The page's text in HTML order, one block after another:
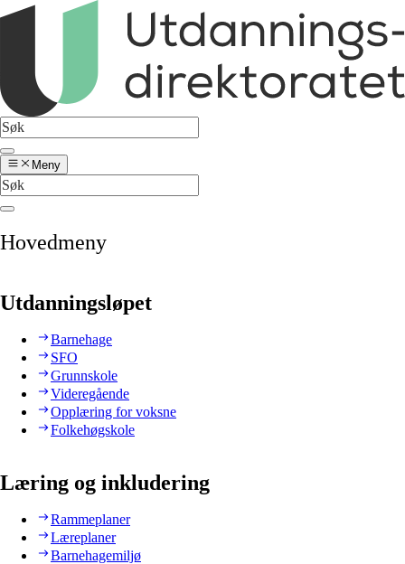
Meny
Hovedmeny
Utdanningsløpet
Barnehage
SFO
Grunnskole
Videregående
Opplæring for voksne
Folkehøgskole
Læring og inkludering
Rammeplaner
Læreplaner
Barnehagemiljø